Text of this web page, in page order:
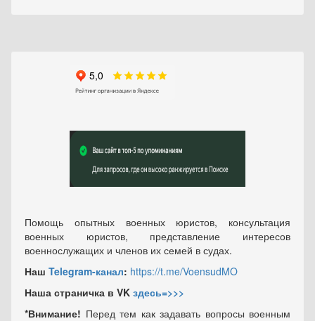
Помощь опытных военных юристов, консультация
военных юристов, представление интересов
военнослужащих и членов их семей в судах.
Наш Telegram-канал: https://t.me/VoensudMO
Наша страничка в VK здесь=>>>
*Внимание! Перед тем как задавать вопросы военным